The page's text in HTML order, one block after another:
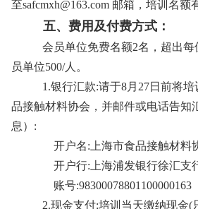
至safcmxh@163.com 邮箱，培训名额
五、费用及付费方式：
会员单位免费名额2名，超出每
员单位500/人。
1.银行汇款:请于8月27日前将培
品接触材料协会，并邮件或电话告知
息）:
开户名:上海市食品接触材料
开户行:上海浦发银行徐汇支
账号:98300078801100000163
2.现金支付:培训当天缴纳现金(